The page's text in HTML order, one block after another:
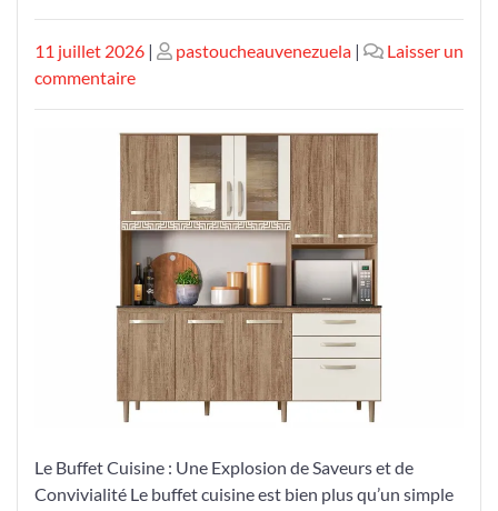
Publié
le
11 juillet 2026 | Publié
pastoucheauvenezuela |
Laisser un
commentairesur
l’Explosion
de
Saveurs
du
Buffet
Cuisine
Le Buffet Cuisine : Une Explosion de Saveurs et de
Convivialité Le buffet cuisine est bien plus qu’un simple